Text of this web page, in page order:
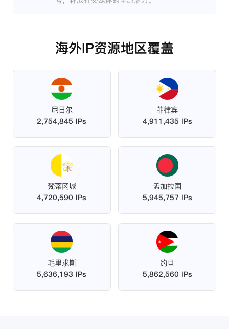
海外IP资源地区覆盖
尼日尔
2,754,845 IPs
菲律宾
4,911,435 IPs
梵蒂冈城
4,720,590 IPs
孟加拉国
5,945,757 IPs
毛里求斯
5,636,193 IPs
约旦
5,862,560 IPs